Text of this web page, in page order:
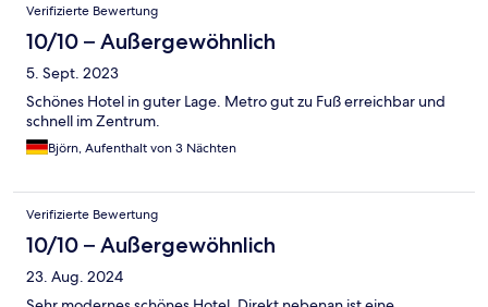
Verifizierte Bewertung
10/10 – Außergewöhnlich
5. Sept. 2023
Schönes Hotel in guter Lage. Metro gut zu Fuß erreichbar und
schnell im Zentrum.
Björn, Aufenthalt von 3 Nächten
Verifizierte Bewertung
10/10 – Außergewöhnlich
23. Aug. 2024